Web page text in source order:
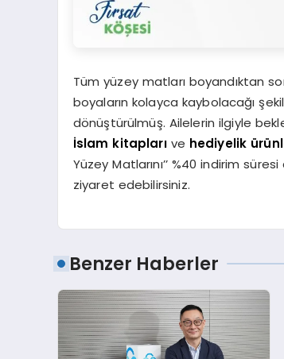
Tüm yüzey matları boyandıktan
boyaların kolayca kaybolacağı
dönüştürülmüş. Ailelerin ilgiyle
İslam kitaplarıve hediyelik
Yüzey Matlarını’’ %40 indirim
ziyaret edebilirsiniz.
Benzer Haberler